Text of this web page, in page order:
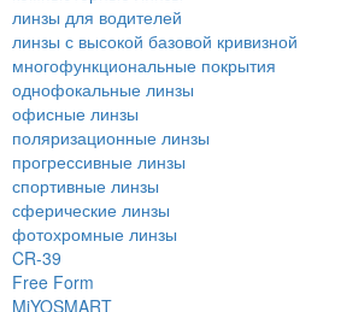
линзы для водителей
линзы с высокой базовой кривизной
многофункциональные покрытия
однофокальные линзы
офисные линзы
поляризационные линзы
прогрессивные линзы
спортивные линзы
сферические линзы
фотохромные линзы
CR-39
Free Form
MiYOSMART